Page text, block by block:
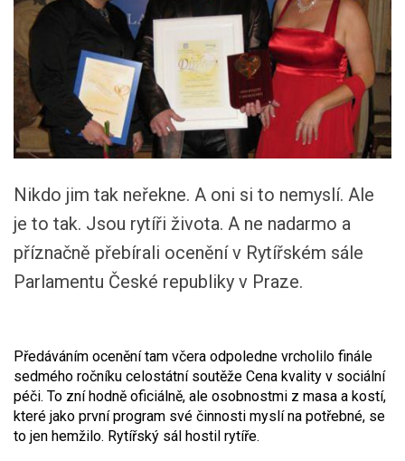
Nikdo jim tak neřekne. A oni si to nemyslí. Ale
je to tak. Jsou rytíři života. A ne nadarmo a
příznačně přebírali ocenění v Rytířském sále
Parlamentu České republiky v Praze.
Předáváním ocenění tam včera odpoledne vrcholilo finále
sedmého ročníku celostátní soutěže Cena kvality v sociální
péči. To zní hodně oficiálně, ale osobnostmi z masa a kostí,
které jako první program své činnosti myslí na potřebné, se
to jen hemžilo. Rytířský sál hostil rytíře.